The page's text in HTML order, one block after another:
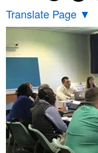
Translate Page ▼